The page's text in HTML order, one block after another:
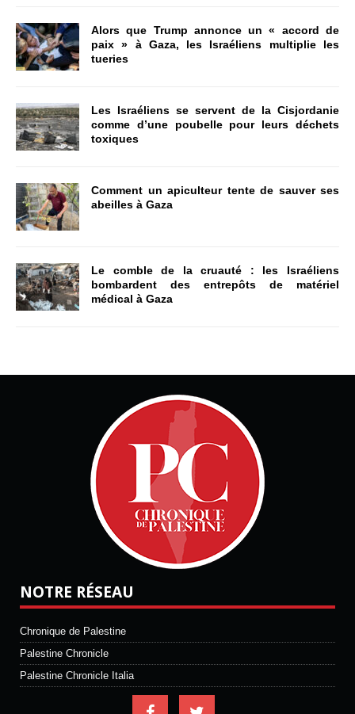
Alors que Trump annonce un « accord de
paix » à Gaza, les Israéliens multiplie les
tueries
Les Israéliens se servent de la Cisjordanie
comme d’une poubelle pour leurs déchets
toxiques
Comment un apiculteur tente de sauver ses
abeilles à Gaza
Le comble de la cruauté : les Israéliens
bombardent des entrepôts de matériel
médical à Gaza
NOTRE RÉSEAU
Chronique de Palestine
Palestine Chronicle
Palestine Chronicle Italia